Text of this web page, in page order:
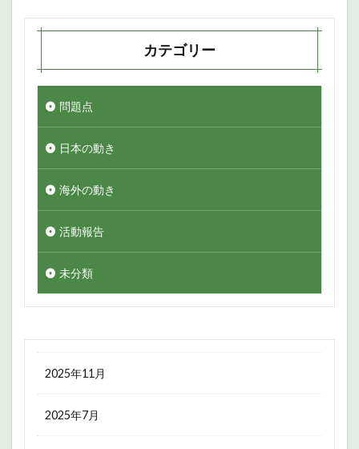
カテゴリー
問題点
日本の動き
海外の動き
活動報告
未分類
2025年11月
2025年7月